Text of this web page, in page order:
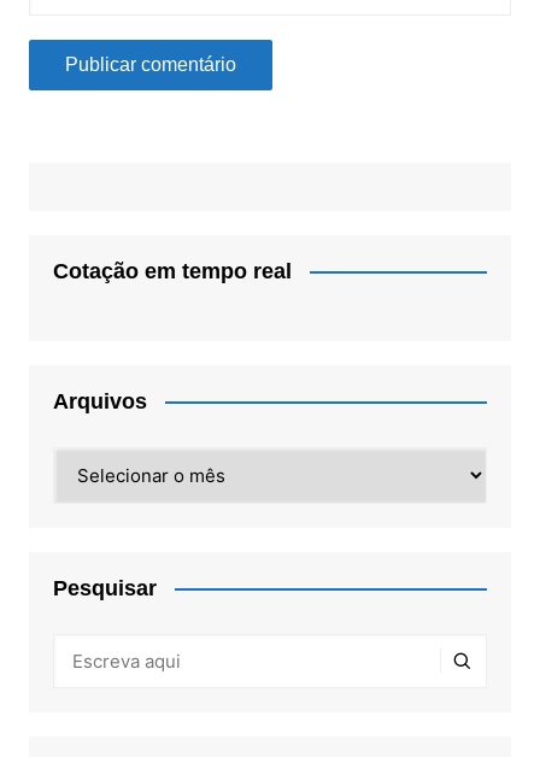
Cotação em tempo real
Arquivos
Pesquisar